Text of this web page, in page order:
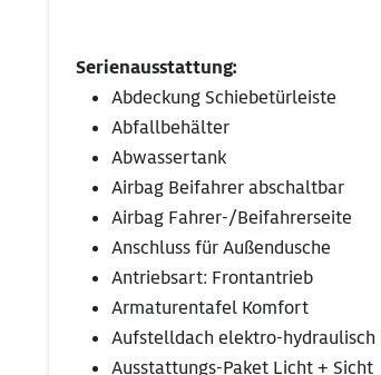
Serienausstattung:
Abdeckung Schiebetürleiste
Abfallbehälter
Abwassertank
Airbag Beifahrer abschaltbar
Airbag Fahrer-/Beifahrerseite
Anschluss für Außendusche
Antriebsart: Frontantrieb
Armaturentafel Komfort
Aufstelldach elektro-
Ausstattungs-Paket Licht + Sicht